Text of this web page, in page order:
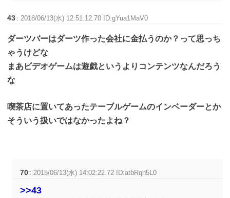
43 : 2018/06/13(水) 12:51:12.70 ID:gYua1MaV0
ダーツバーはダーツ作った会社に金払うのか？って思っち
ゃうけどな
まあビデオゲームは遊戯というよりコンテンツなんだろう
な
喫茶店に置いてあったテーブルゲームのインベーダーとか
そういう扱いではなかったよね？
70 :2018/06/13(水) 14:02:22.72 ID:atbRqh5L0
>>43